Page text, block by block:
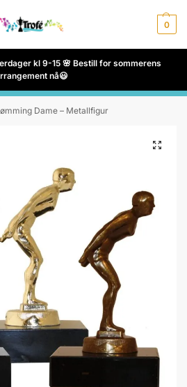
0
kl 9-15 🌸 Bestill for sommerens
nå😃
Dame – Metallfigur